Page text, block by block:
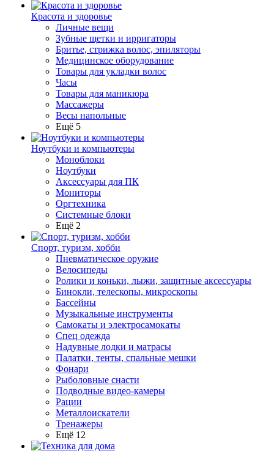
Красота и здоровье
Личные вещи
Зубные щетки и ирригаторы
Бритье, стрижка волос, эпиляторы
Медицинское оборудование
Товары для укладки волос
Часы
Товары для маникюра
Массажеры
Весы напольные
Ещё 5
Ноутбуки и компьютеры
Моноблоки
Ноутбуки
Аксессуары для ПК
Мониторы
Оргтехника
Системные блоки
Ещё 2
Спорт, туризм, хобби
Пневматическое оружие
Велосипеды
Ролики и коньки, лыжи, защитные аксессуары
Бинокли, телескопы, микроскопы
Бассейны
Музыкальные инструменты
Самокаты и электросамокаты
Спец одежда
Надувные лодки и матрасы
Палатки, тенты, спальные мешки
Фонари
Рыболовные снасти
Подводные видео-камеры
Рации
Металлоискатели
Тренажеры
Ещё 12